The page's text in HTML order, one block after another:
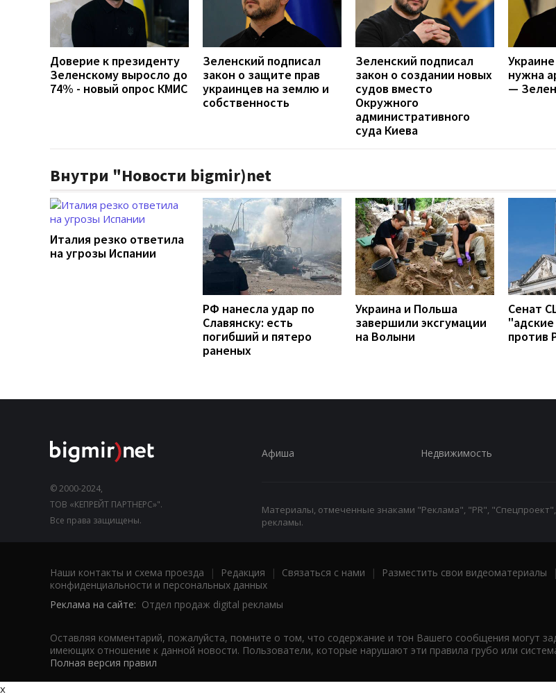
Доверие к президенту
Зеленскому выросло до
74% - новый опрос КМИС
Зеленский подписал
закон о защите прав
украинцев на землю и
собственность
Зеленский подписал
закон о создании новых
судов вместо
Окружного
административного
суда Киева
нужна
—
Внутри "Новости bigmir)net
Италия резко ответила
на угрозы Испании
РФ нанесла удар по
Славянску: есть
погибший и пятеро
раненых
Украина и Польша
завершили эксгумации
на Волыни
Сенат
против
© 2000-2024,
ТОВ «КЕПРЕЙТ ПАРТНЕРС»".
Все права защищены.
Афиша Недвижимость
Материалы, отмеченные знаками "Реклама", "PR",
рекламы.
Наши контакты и схема проезда | Редакция | Связаться с нами | Разместить свои видеоматериалы
конфиденциальности и персональных данных
Реклама на сайте: Отдел продаж digital рекламы
Оставляя комментарий, пожалуйста, помните о том, что содержание и тон Вашего сообщения могут
имеющих отношение к данной новости. Пользователи, которые нарушают эти правила грубо или
Полная версия правил
x